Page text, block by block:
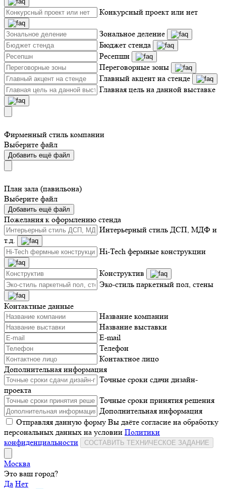
Конкурсный проект или нет
Зональное деление
Бюджет стенда
Ресепшн
Переговорные зоны
Главный акцент на стенде
Главная цель на данной выставке
Фирменный стиль компании
Выберите файл
Добавить ещё файл
План зала (павильона)
Выберите файл
Добавить ещё файл
Пожелания к оформлению стенда
Интерьерный стиль ДСП, МДФ и
т.д.
Hi-Tech фермные конструкции
Конструктив
Эко-стиль паркетный пол, стены
Контактные данные
Название компании
Название выставки
E-mail
Телефон
Контактное лицо
Дополнительная информация
Точные сроки сдачи дизайн-
проекта
Точные сроки принятия решения
Дополнительная информация
Отправляя данную форму Вы даёте согласие на обработку
персональных данных на условии Политики
конфиденциальности
СОСТАВИТЬ ТЕХНИЧЕСКОЕ ЗАДАНИЕ
Москва
Это ваш город?
Да Нет